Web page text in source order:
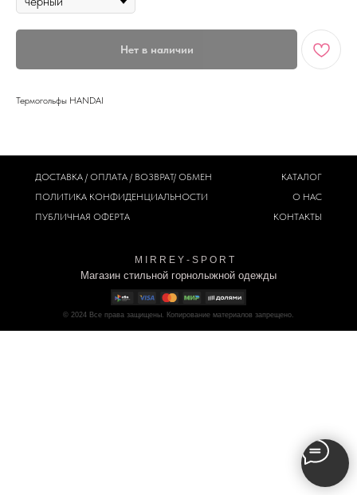
Нет в наличии
Термогольфы HANDAI
M I R R E Y - S P O R T
Магазин стильной горнолыжной одежды
© 2024 Все права защищены. Копирование материалов запрещено.
ДОСТАВКА / ОПЛАТА / ВОЗВРАТ/ ОБМЕН
ПОЛИТИКА КОНФИДЕНЦИАЛЬНОСТИ
ПУБЛИЧНАЯ ОФЕРТА
КАТАЛОГ
О НАС
КОНТАКТЫ